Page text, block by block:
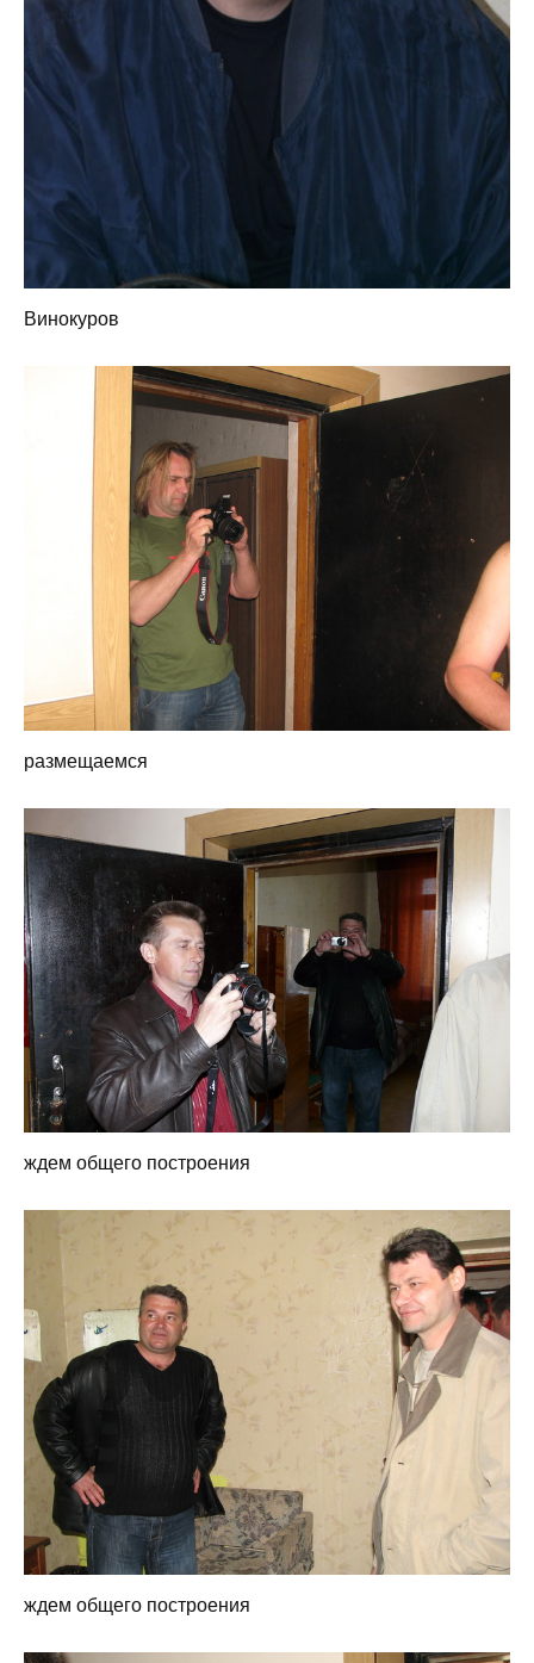
Винокуров
размещаемся
ждем общего построения
ждем общего построения